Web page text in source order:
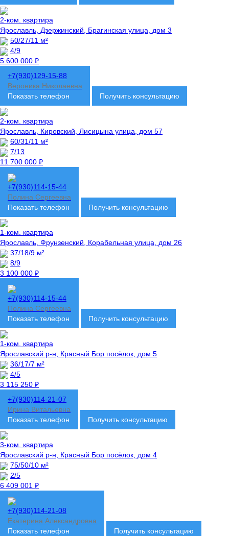
2-ком. квартира
Ярославль, Дзержинский, Брагинская улица, дом 3
50/27/11 м²
4/9
5 600 000 ₽
+7(930)129-15-88
Вероника Николаевна
Показать телефон
Получить консультацию
2-ком. квартира
Ярославль, Кировский, Лисицына улица, дом 57
60/31/11 м²
7/13
11 700 000 ₽
+7(930)114-15-44
Полина Сергеевна
Показать телефон
Получить консультацию
1-ком. квартира
Ярославль, Фрунзенский, Корабельная улица, дом 26
37/18/9 м²
8/9
3 100 000 ₽
+7(930)114-15-44
Полина Сергеевна
Показать телефон
Получить консультацию
1-ком. квартира
Ярославский р-н, Красный Бор посёлок, дом 5
36/17/7 м²
4/5
3 115 250 ₽
+7(930)114-21-07
Ирина Витальевна
Показать телефон
Получить консультацию
3-ком. квартира
Ярославский р-н, Красный Бор посёлок, дом 4
75/50/10 м²
2/5
6 409 001 ₽
+7(930)114-21-08
Екатерина Александровна
Показать телефон
Получить консультацию